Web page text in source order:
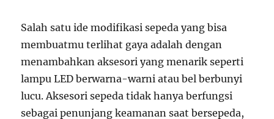
Salah satu ide modifikasi sepeda yang bisa
membuatmu terlihat gaya adalah dengan
menambahkan aksesori yang menarik seperti
lampu LED berwarna-warni atau bel berbunyi
lucu. Aksesori sepeda tidak hanya berfungsi
sebagai penunjang keamanan saat bersepeda,